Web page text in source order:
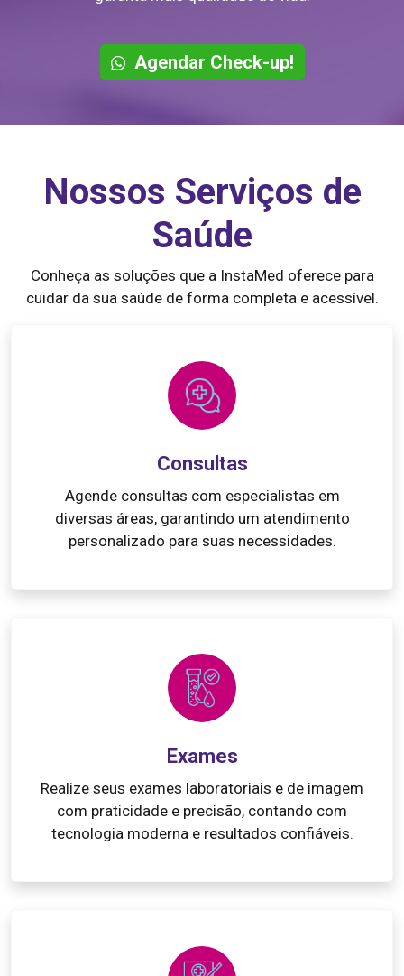
Agendar Check-up!
Nossos Serviços de
Saúde
Conheça as soluções que a InstaMed oferece para
cuidar da sua saúde de forma completa e acessível.
Consultas
Agende consultas com especialistas em
diversas áreas, garantindo um atendimento
personalizado para suas necessidades.
Exames
Realize seus exames laboratoriais e de imagem
com praticidade e precisão, contando com
tecnologia moderna e resultados confiáveis.